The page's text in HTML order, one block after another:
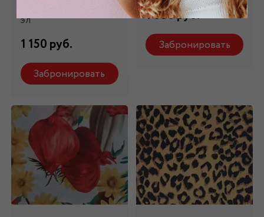
эл
1 150 руб.
Забронировать
1 080 руб.
Забронировать